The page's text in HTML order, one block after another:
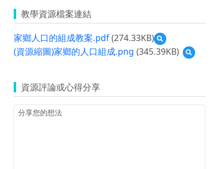
教學資源檔案連結
家鄉人口的組成教案.pdf(274.33KB)
預
覽
家
組
(資源縮圖)家鄉的人口組成.png (345.39KB)
預
覽
圖)
家
資源評論或心得分享